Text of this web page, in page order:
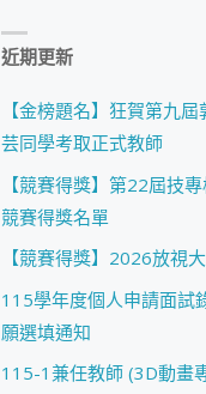
近期更新
【金榜題名】狂賀第九
芸同學考取正式教師
【競賽得獎】第22屆技
競賽得獎名單
【競賽得獎】2026放視
115學年度個人申請面試
願選填通知
115-1兼任教師 (3D動畫